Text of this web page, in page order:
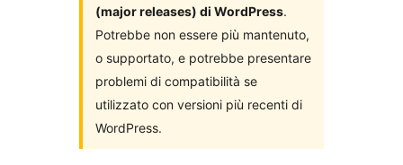
(major releases) di WordPress.
Potrebbe non essere più mantenuto,
o supportato, e potrebbe presentare
problemi di compatibilità se
utilizzato con versioni più recenti di
WordPress.